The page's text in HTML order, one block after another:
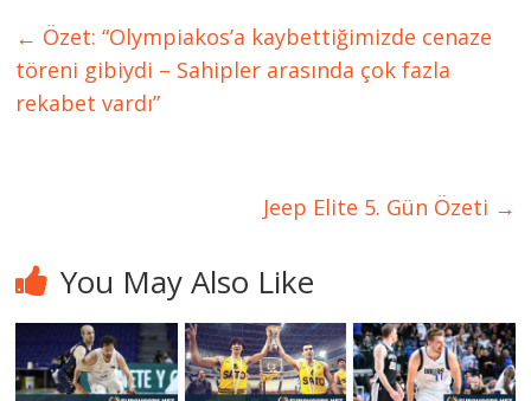
← Özet: “Olympiakos’a kaybettiğimizde cenaze
töreni gibiydi – Sahipler arasında çok fazla
rekabet vardı”
Jeep Elite 5. Gün Özeti →
You May Also Like